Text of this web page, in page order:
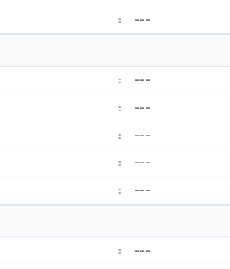
: ---
: ---
: ---
: ---
: ---
: ---
: ---